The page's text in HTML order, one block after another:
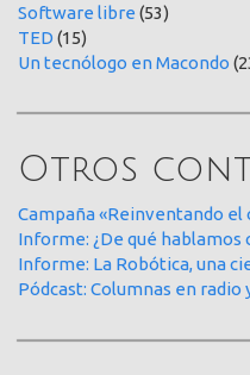
Software libre (53)
TED (15)
Un tecnólogo en Macondo
Otros
Campaña «Reinventando
Informe: ¿De qué hablamos
Informe: La Robótica, una
Pódcast: Columnas en radio